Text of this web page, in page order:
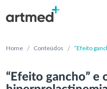
Home / Conteúdos / “Efeito
“Efeito gancho” e